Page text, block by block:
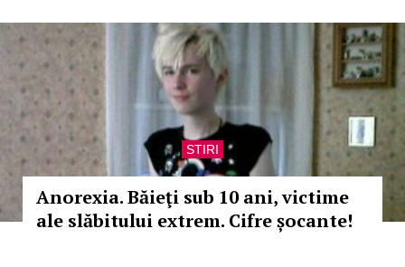
STIRI
Anorexia. Băieţi sub 10 ani, victime
ale slăbitului extrem. Cifre șocante!